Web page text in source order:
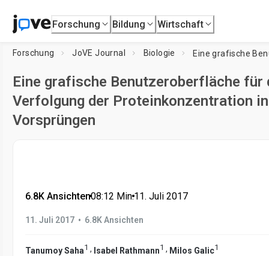
Forschung Bildung Wirtschaft
Forschung JoVE Journal Biologie
Eine grafische Benutzeroberfläche
Verfolgung der Proteinkonzentration
Vorsprüngen
6.8K Ansichten•08:12 Min.•11. Juli 2017
11. Juli 2017 • 6.8K Ansichten
Tanumoy Saha1 , Isabel Rathmann1 , Milos Galic1